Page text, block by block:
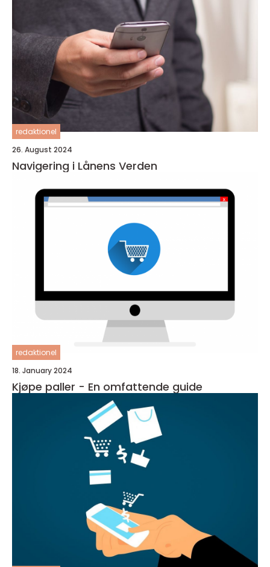
redaktionel
26. August 2024
Navigering i Lånens Verden
redaktionel
18. January 2024
Kjøpe paller - En omfattende guide